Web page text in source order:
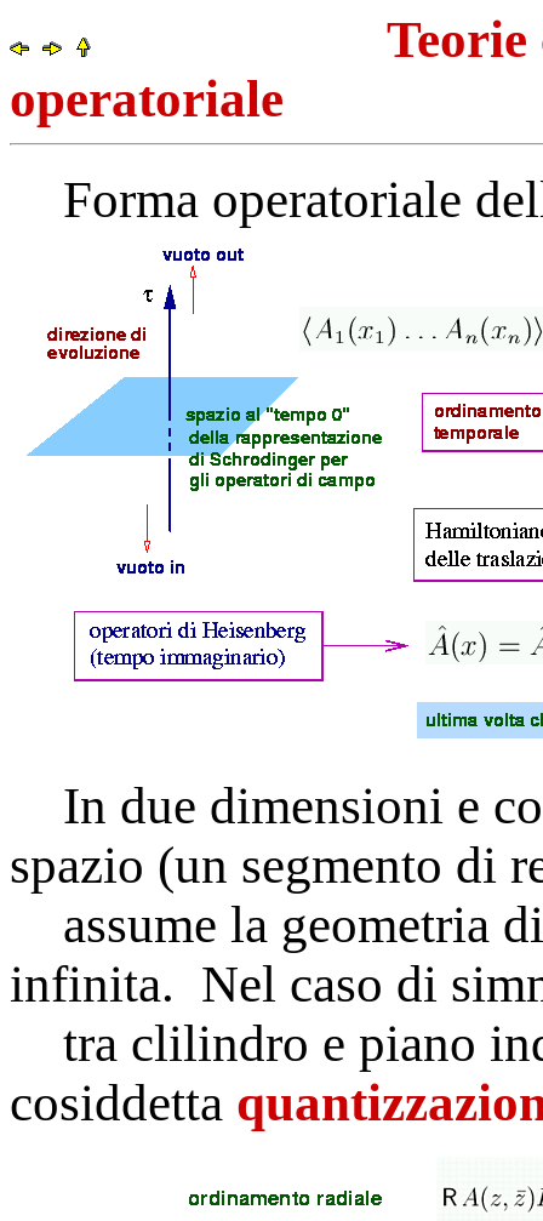
Teorie
operatoriale
Forma operatoriale
In due dimensioni e
spazio (un segmento di
assume la geometria
infinita. Nel caso di
tra clilindro e piano
cosiddetta